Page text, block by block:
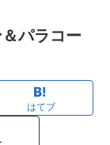
パラコー
はてブ